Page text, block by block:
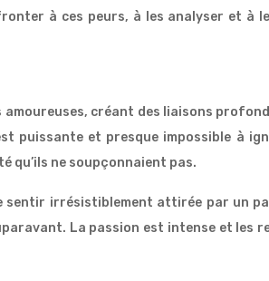
à ces peurs, à les analyser et
amoureuses, créant des liaisons
puissante et presque impossible à
qu’ils ne soupçonnaient pas.
sentir irrésistiblement attirée par un
La passion est intense et